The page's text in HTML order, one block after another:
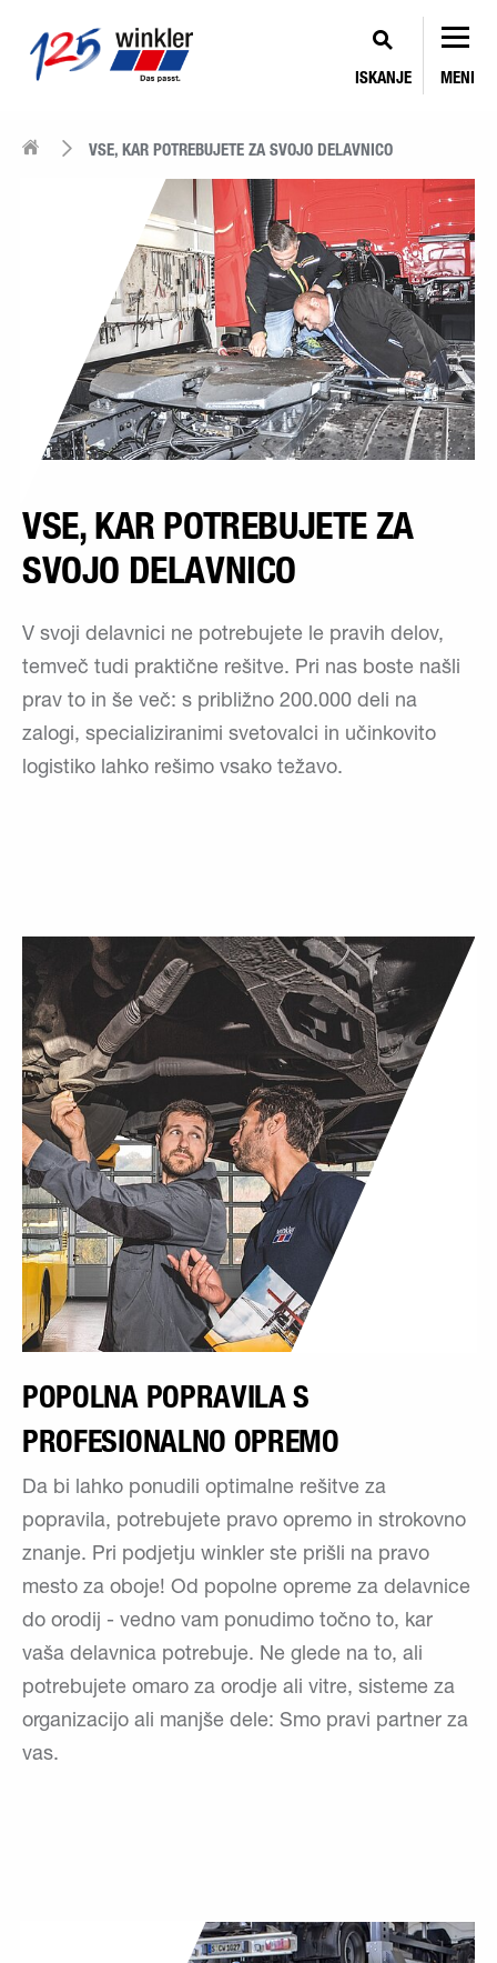
ISKANJE MENI
VSE, KAR POTREBUJETE ZA SVOJO DELAVNICO
VSE, KAR POTREBUJETE ZA
SVOJO DELAVNICO
V svoji delavnici ne potrebujete le pravih delov,
temveč tudi praktične rešitve. Pri nas boste našli
prav to in še več: s približno 200.000 deli na
zalogi, specializiranimi svetovalci in učinkovito
logistiko lahko rešimo vsako težavo.
POPOLNA POPRAVILA S
PROFESIONALNO OPREMO
Da bi lahko ponudili optimalne rešitve za
popravila, potrebujete pravo opremo in strokovno
znanje. Pri podjetju winkler ste prišli na pravo
mesto za oboje! Od popolne opreme za delavnice
do orodij - vedno vam ponudimo točno to, kar
vaša delavnica potrebuje. Ne glede na to, ali
potrebujete omaro za orodje ali vitre, sisteme za
organizacijo ali manjše dele: Smo pravi partner za
vas.